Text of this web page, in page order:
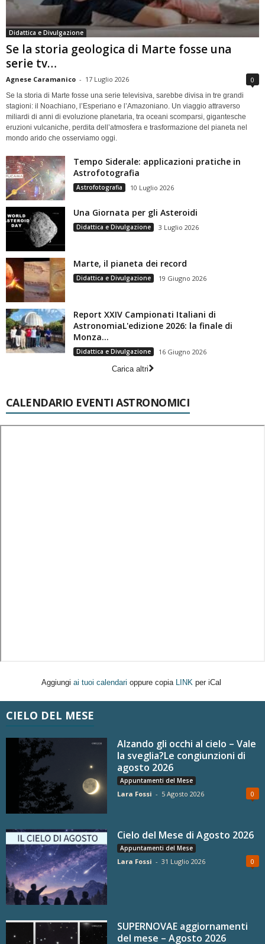
Didattica e Divulgazione
Se la storia geologica di Marte fosse una
serie tv…
Agnese Caramanico - 17 Luglio 2026 0
Se la storia di Marte fosse una serie televisiva, sarebbe divisa in tre grandi
stagioni: il Noachiano, l’Esperiano e l’Amazoniano. Un viaggio attraverso
miliardi di anni di evoluzione planetaria, tra oceani scomparsi, gigantesche
eruzioni vulcaniche, perdita dell’atmosfera e trasformazione del pianeta nel
mondo arido che osserviamo oggi.
Tempo Siderale: applicazioni pratiche in
Astrofotografia
Astrofotografia 10 Luglio 2026
Una Giornata per gli Asteroidi
Didattica e Divulgazione 3 Luglio 2026
Marte, il pianeta dei record
Didattica e Divulgazione 19 Giugno 2026
Report XXIV Campionati Italiani di
AstronomiaL'edizione 2026: la finale di
Monza...
Didattica e Divulgazione
16 Giugno 2026
Carica altri
CALENDARIO EVENTI ASTRONOMICI
Aggiungi ai tuoi calendari oppure copia LINK per iCal
CIELO DEL MESE
Alzando gli occhi al cielo – Vale
la sveglia?Le congiunzioni di
agosto 2026
Appuntamenti del Mese
Lara Fossi - 5 Agosto 2026 0
Cielo del Mese di Agosto 2026
Appuntamenti del Mese
Lara Fossi - 31 Luglio 2026 0
SUPERNOVAE aggiornamenti
del mese – Agosto 2026